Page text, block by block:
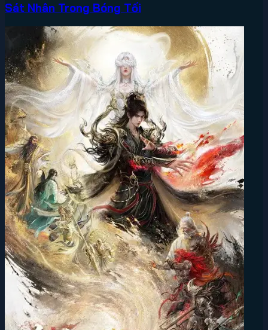
Sát Nhân Trong Bóng Tối